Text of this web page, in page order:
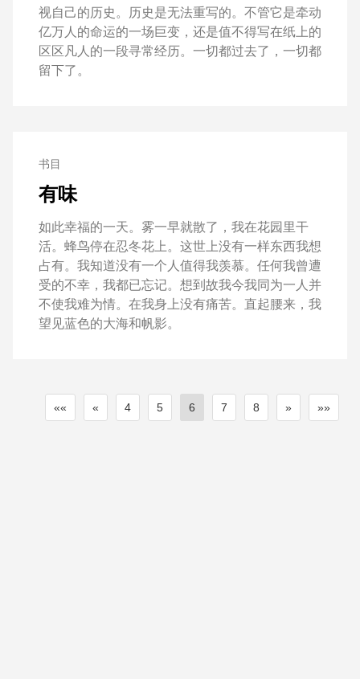
视自己的历史。历史是无法重写的。不管它是牵动
亿万人的命运的一场巨变，还是值不得写在纸上的
区区凡人的一段寻常经历。一切都过去了，一切都
留下了。
书目
有味
如此幸福的一天。雾一早就散了，我在花园里干
活。蜂鸟停在忍冬花上。这世上没有一样东西我想
占有。我知道没有一个人值得我羡慕。任何我曾遭
受的不幸，我都已忘记。想到故我今我同为一人并
不使我难为情。在我身上没有痛苦。直起腰来，我
望见蓝色的大海和帆影。
«« « 4 5 6 7 8 » »»